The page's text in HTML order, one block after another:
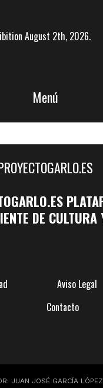
August 2th, 2026.
Menú
DE CULTURA
Aviso Legal
Contacto
JUAN JOSÉ GARCÍA